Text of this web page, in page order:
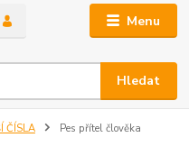
Menu
Hledat
ČÍSLA
Pes přítel člověka